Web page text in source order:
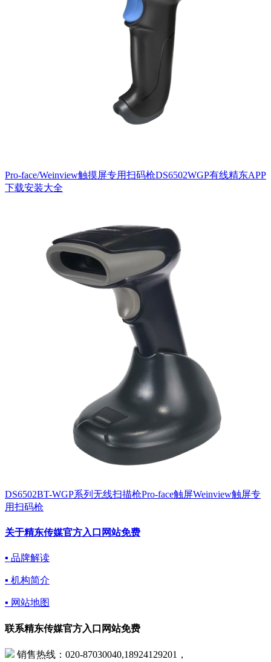
Pro-face/Weinview触摸屏专用扫码枪DS6502WGP有线精东APP
下载安装大全
DS6502BT-WGP系列无线扫描枪Pro-face触屏Weinview触屏专
用扫码枪
关于精东传媒官方入口网站免费
▪ 品牌解读
▪ 机构简介
▪ 网站地图
联系精东传媒官方入口网站免费
销售热线：020-87030040,18924129201，